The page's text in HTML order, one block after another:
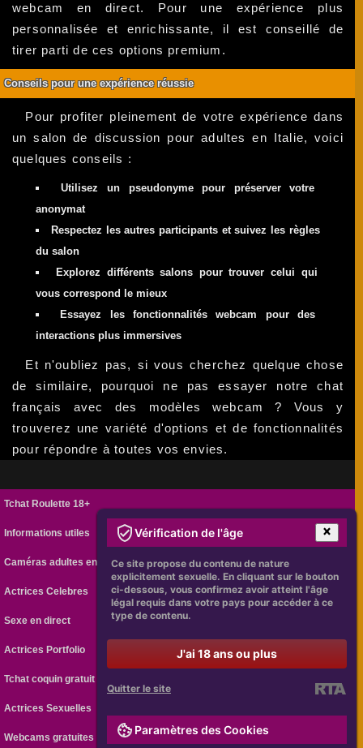
webcam en direct. Pour une expérience plus
personnalisée et enrichissante, il est conseillé de
tirer parti de ces options premium.
Conseils pour une expérience réussie
Pour profiter pleinement de votre expérience dans
un salon de discussion pour adultes en Italie, voici
quelques conseils :
Utilisez un pseudonyme pour préserver votre
anonymat
Respectez les autres participants et suivez les règles
du salon
Explorez différents salons pour trouver celui qui
vous correspond le mieux
Essayez les fonctionnalités webcam pour des
interactions plus immersives
Et n'oubliez pas, si vous cherchez quelque chose
de similaire, pourquoi ne pas essayer notre chat
français avec des modèles webcam ? Vous y
trouverez une variété d'options et de fonctionnalités
pour répondre à toutes vos envies.
Tchat Roulette 18+
Informations utiles
Caméras adultes en ligne
Actrices Celebres
Sexe en direct
Actrices Portfolio
Tchat coquin gratuit
Actrices Sexuelles
Webcams gratuites
Vérification de l'âge
Ce site propose du contenu de nature
explicitement sexuelle. En cliquant sur le bouton
ci-dessous, vous confirmez avoir atteint l'âge
légal requis dans votre pays pour accéder à ce
type de contenu.
J'ai 18 ans ou plus
Quitter le site
Paramètres des Cookies